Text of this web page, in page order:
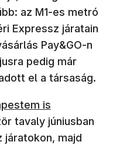
az M1-es metró
Expressz járatain
Pay&GO-n
pedig már
el a társaság.
is
tavaly júniusban
járatokon, majd